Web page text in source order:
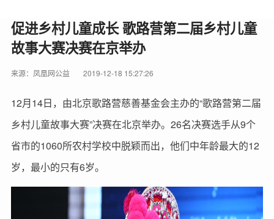
促进乡村儿童成长 歌路营第二届乡村儿童
故事大赛决赛在京举办
来源：凤凰网公益 2019-12-18 15:27:26
12月14日，由北京歌路营慈善基金会主办的“歌路营第二届
乡村儿童故事大赛”决赛在北京举办。26名决赛选手从9个
省市的1060所农村学校中脱颖而出，他们中年龄最大的12
岁，最小的只有6岁。